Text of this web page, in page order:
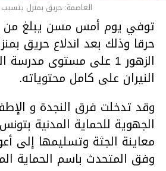
العاصمة: حريق بمنزل
حرقا وذلك بعد اندلاع حريق
الزهور 1 على مستوى
النيران على كامل محتوياته.
وقد تدخلت فرق النجدة و
الجهوية للحماية المدنية
معاينة الجثة وتسليمها إلى
وفق المتحدث باسم الحماية